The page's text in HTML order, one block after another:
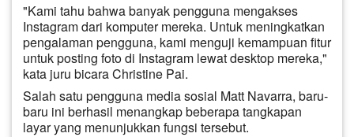
"Kami tahu bahwa banyak pengguna mengakses
Instagram dari komputer mereka. Untuk meningkatkan
pengalaman pengguna, kami menguji kemampuan fitur
untuk posting foto di Instagram lewat desktop mereka,"
kata juru bicara Christine Pai.
Salah satu pengguna media sosial Matt Navarra, baru-
baru ini berhasil menangkap beberapa tangkapan
layar yang menunjukkan fungsi tersebut.